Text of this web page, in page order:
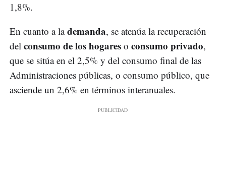
1,8%.
En cuanto a lademanda, se atenúa la recuperación
del consumo de los hogares o consumo privado,
que se sitúa en el 2,5% y del consumo final de las
Administraciones públicas, o consumo público, que
asciende un 2,6% en términos interanuales.